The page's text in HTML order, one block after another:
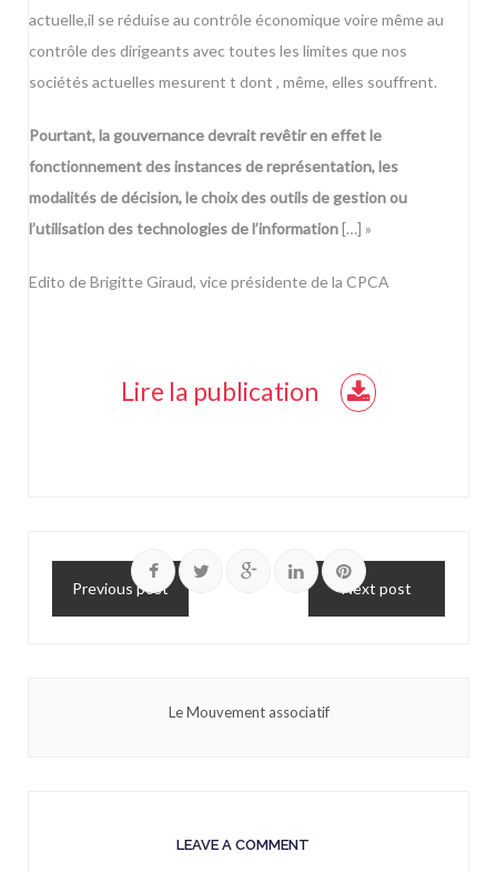
actuelle,il se réduise au contrôle économique voire même au
contrôle des dirigeants avec toutes les limites que nos
sociétés actuelles mesurent t dont , même, elles souffrent.
Pourtant, la gouvernance devrait revêtir en effet le
fonctionnement des instances de représentation, les
modalités de décision, le choix des outils de gestion ou
l’utilisation des technologies de l’information[…] »
Edito de Brigitte Giraud, vice présidente de la CPCA
Lire la publication
Previous post Next post
Le Mouvement associatif
LEAVE A COMMENT